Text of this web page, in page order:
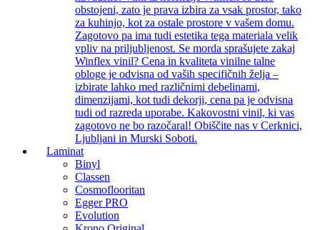
obstojeni, zato je prava izbira za vsak prostor, tako
za kuhinjo, kot za ostale prostore v vašem domu.
Zagotovo pa ima tudi estetika tega materiala velik
vpliv na priljubljenost. Se morda sprašujete zakaj
Winflex vinil? Cena in kvaliteta vinilne talne
obloge je odvisna od vaših specifičnih želja –
izbirate lahko med različnimi debelinami,
dimenzijami, kot tudi dekorji, cena pa je odvisna
tudi od razreda uporabe. Kakovostni vinil, ki vas
zagotovo ne bo razočaral! Obiščite nas v Cerknici,
Ljubljani in Murski Soboti.
Laminat
Binyl
Classen
Cosmoflooritan
Egger PRO
Evolution